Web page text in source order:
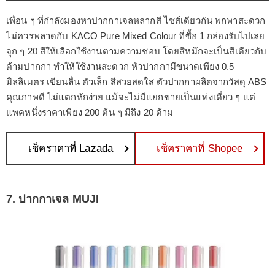
เพื่อน ๆ ที่กำลังมองหาปากกาเจลหลากสี ไซส์เดียวกัน พกพาสะดวก
ไม่ควรพลาดกับ KACO Pure Mixed Colour ที่ซื้อ 1 กล่องรับไปเลย
จุก ๆ 20 สีให้เลือกใช้งานตามความชอบ โดยสีหมึกจะเป็นสีเดียวกับ
ด้ามปากกา ทำให้ใช้งานสะดวก หัวปากกามีขนาดเพียง 0.5
มิลลิเมตร เขียนลื่น ตัวเล็ก สีสวยสดใส ตัวปากกาผลิตจากวัสดุ ABS
คุณภาพดี ไม่แตกหักง่าย แม้จะไม่มีแยกขายเป็นแท่งเดี่ยว ๆ แต่
แพคหนึ่งราคาเพียง 200 ต้น ๆ มีถึง 20 ด้าม
เช็คราคาที่ Lazada เช็คราคาที่ Shopee
7. ปากกาเจล MUJI